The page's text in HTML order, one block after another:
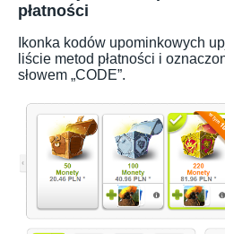
płatności
Ikonka kodów upominkowych
liście metod płatności i
słowem „CODE”.